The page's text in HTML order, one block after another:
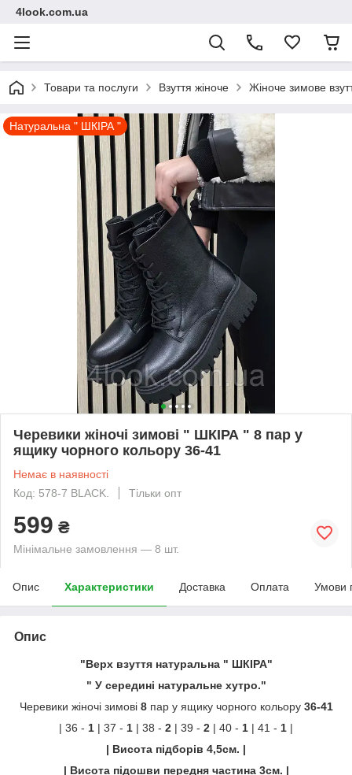
4look.com.ua
Товари та послуги Взуття жіноче Жіноче зимове
Натуральна " ШКІРА "
Черевики жіночі зимові " ШКІРА " 8 пар у
ящику чорного кольору 36-41
Немає в наявності
Код: 578-7 BLACK.
Тільки опт
599 ₴
Мінімальне замовлення — 8 шт.
Опис Характеристики Доставка Оплата Умови
Опис
"Верх взуття натуральна " ШКІРА"
" У середині натуральне хутро."
Черевики жіночі зимові 8пар у ящику чорного кольору 36-41
| 36 - 1 | 37 - 1 | 38 - 2 | 39 - 2 | 40 - 1 | 41 - 1 |
| Висота підборів 4,5см. |
| Висота підошви передня частина 3см. |